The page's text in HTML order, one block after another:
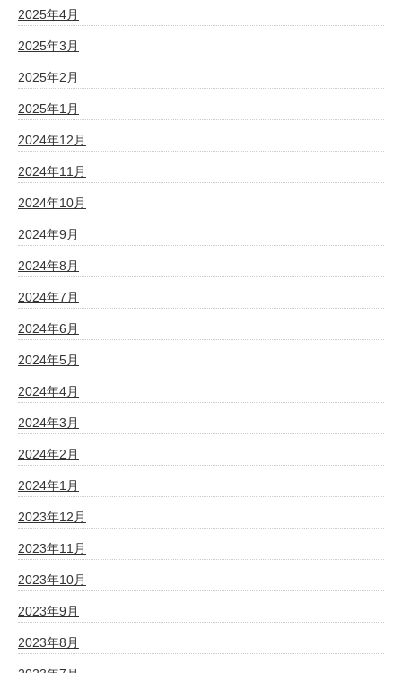
2025年4月
2025年3月
2025年2月
2025年1月
2024年12月
2024年11月
2024年10月
2024年9月
2024年8月
2024年7月
2024年6月
2024年5月
2024年4月
2024年3月
2024年2月
2024年1月
2023年12月
2023年11月
2023年10月
2023年9月
2023年8月